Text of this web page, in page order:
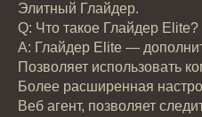
Элитный Глайдер.
Q: Что такое Глайдер Elite?
А: Глайдер Elite —
Позволяет использовать
Более расширенная
Веб агент, позволяет